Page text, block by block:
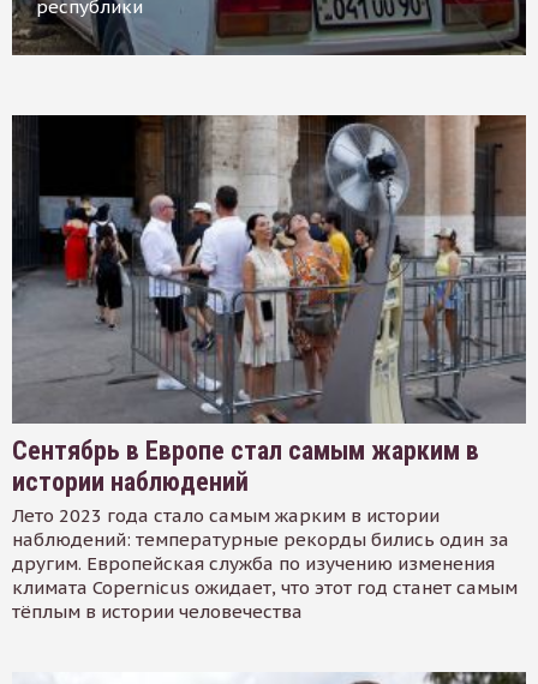
республики
Сентябрь в Европе стал самым жарким в
истории наблюдений
Лето 2023 года стало самым жарким в истории
наблюдений: температурные рекорды бились один за
другим. Европейская служба по изучению изменения
климата Copernicus ожидает, что этот год станет самым
тёплым в истории человечества